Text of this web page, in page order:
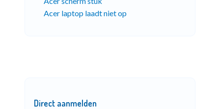
Acer laptop laadt niet op
Direct aanmelden